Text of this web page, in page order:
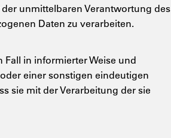
unmittelbaren Verantwortung des
Daten zu verarbeiten.
in informierter Weise und
einer sonstigen eindeutigen
sie mit der Verarbeitung der sie